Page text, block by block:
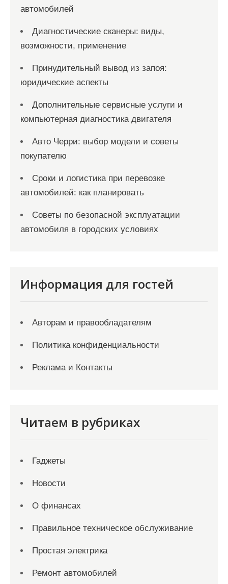
автомобилей
Диагностические сканеры: виды,
возможности, применение
Принудительный вывод из запоя:
юридические аспекты
Дополнительные сервисные услуги и
компьютерная диагностика двигателя
Авто Черри: выбор модели и советы
покупателю
Сроки и логистика при перевозке
автомобилей: как планировать
Советы по безопасной эксплуатации
автомобиля в городских условиях
Информация для гостей
Авторам и правообладателям
Политика конфиденциальности
Реклама и Контакты
Читаем в рубриках
Гаджеты
Новости
О финансах
Правильное техническое обслуживание
Простая электрика
Ремонт автомобилей